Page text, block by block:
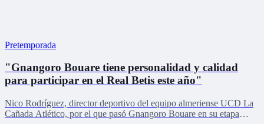
Pretemporada
"Gnangoro Bouare tiene personalidad y calidad
para participar en el Real Betis este año"
Nico Rodríguez, director deportivo del equipo almeriense UCD La
Cañada Atlético, por el que pasó Gnangoro Bouare en su etapa